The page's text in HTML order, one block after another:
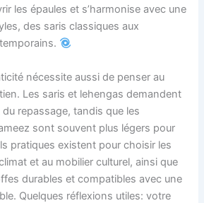
les épaules et s’harmonise avec une
des saris classiques aux
nécessite aussi de penser au
Les saris et lehengas demandent
repassage, tandis que les
sont souvent plus légers pour
pratiques existent pour choisir les
et au mobilier culturel, ainsi que
durables et compatibles avec une
Quelques réflexions utiles: votre